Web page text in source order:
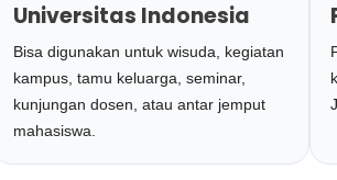
Universitas Indonesia
Bisa digunakan untuk wisuda, kegiatan
kampus, tamu keluarga, seminar,
kunjungan dosen, atau antar jemput
mahasiswa.